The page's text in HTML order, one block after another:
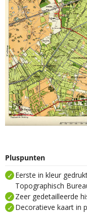
Pluspunten
Eerste in kleur
Topographisch
Zeer gedetailleerde
Decoratieve kaart in